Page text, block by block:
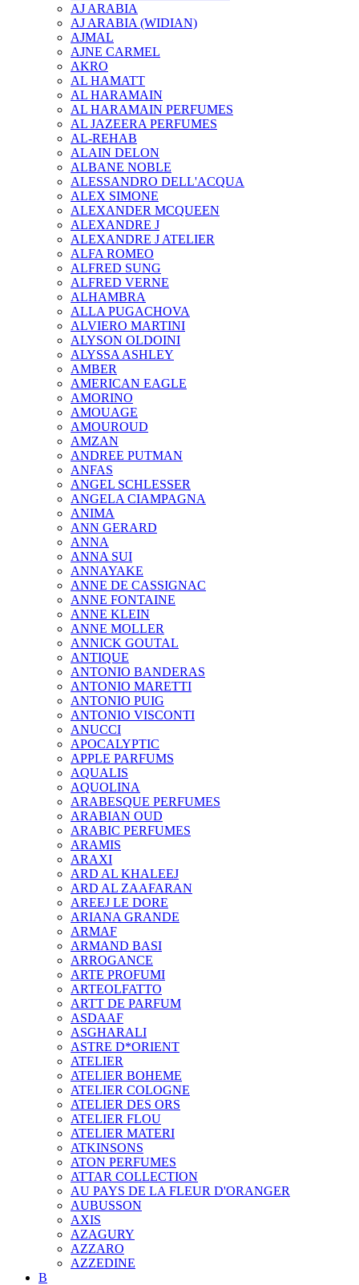
AJ ARABIA
AJ ARABIA (WIDIAN)
AJMAL
AJNE CARMEL
AKRO
AL HAMATT
AL HARAMAIN
AL HARAMAIN PERFUMES
AL JAZEERA PERFUMES
AL-REHAB
ALAIN DELON
ALBANE NOBLE
ALESSANDRO DELL'ACQUA
ALEX SIMONE
ALEXANDER MCQUEEN
ALEXANDRE J
ALEXANDRE J ATELIER
ALFA ROMEO
ALFRED SUNG
ALFRED VERNE
ALHAMBRA
ALLA PUGACHOVA
ALVIERO MARTINI
ALYSON OLDOINI
ALYSSA ASHLEY
AMBER
AMERICAN EAGLE
AMORINO
AMOUAGE
AMOUROUD
AMZAN
ANDREE PUTMAN
ANFAS
ANGEL SCHLESSER
ANGELA CIAMPAGNA
ANIMA
ANN GERARD
ANNA
ANNA SUI
ANNAYAKE
ANNE DE CASSIGNAC
ANNE FONTAINE
ANNE KLEIN
ANNE MOLLER
ANNICK GOUTAL
ANTIQUE
ANTONIO BANDERAS
ANTONIO MARETTI
ANTONIO PUIG
ANTONIO VISCONTI
ANUCCI
APOCALYPTIC
APPLE PARFUMS
AQUALIS
AQUOLINA
ARABESQUE PERFUMES
ARABIAN OUD
ARABIC PERFUMES
ARAMIS
ARAXI
ARD AL KHALEEJ
ARD AL ZAAFARAN
AREEJ LE DORE
ARIANA GRANDE
ARMAF
ARMAND BASI
ARROGANCE
ARTE PROFUMI
ARTEOLFATTO
ARTT DE PARFUM
ASDAAF
ASGHARALI
ASTRE D*ORIENT
ATELIER
ATELIER BOHEME
ATELIER COLOGNE
ATELIER DES ORS
ATELIER FLOU
ATELIER MATERI
ATKINSONS
ATON PERFUMES
ATTAR COLLECTION
AU PAYS DE LA FLEUR D'ORANGER
AUBUSSON
AXIS
AZAGURY
AZZARO
AZZEDINE
B